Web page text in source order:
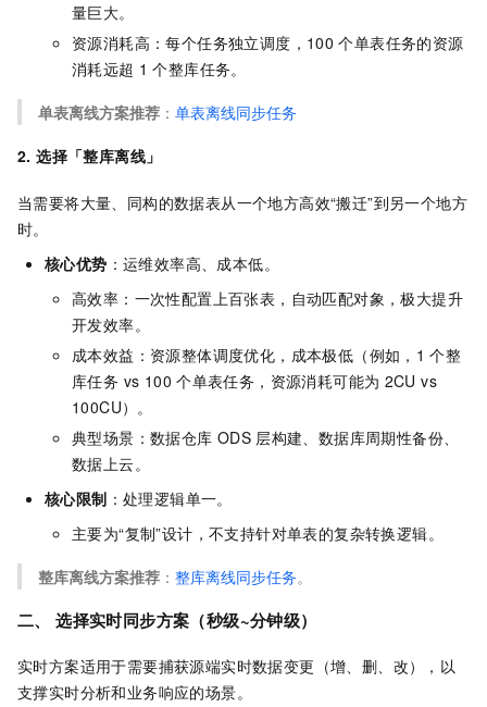
量巨大。
资源消耗高：每个任务独立调度，100 个单表任务的资源
消耗远超 1 个整库任务。
单表离线方案推荐 ： 单表离线同步任务
2. 选择「整库离线」
当需要将大量、同构的数据表从一个地方高效“搬迁”到另一个地方
时。
核心优势 ：运维效率高、成本低。
高效率：一次性配置上百张表，自动匹配对象，极大提升
开发效率。
成本效益：资源整体调度优化，成本极低（例如，1 个整
库任务 vs 100 个单表任务，资源消耗可能为 2CU vs
100CU）。
典型场景：数据仓库 ODS 层构建、数据库周期性备份、
数据上云。
核心限制 ：处理逻辑单一。
主要为“复制”设计，不支持针对单表的复杂转换逻辑。
整库离线方案推荐 ： 整库离线同步任务。
二、 选择实时同步方案（秒级~分钟级）
实时方案适用于需要捕获源端实时数据变更（增、删、改），以
支撑实时分析和业务响应的场景。